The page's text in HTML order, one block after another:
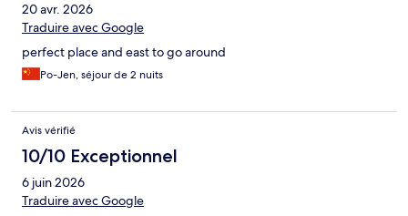
20 avr. 2026
Traduire avec Google
perfect place and east to go around
Po-Jen, séjour de 2 nuits
Avis vérifié
10/10 Exceptionnel
6 juin 2026
Traduire avec Google